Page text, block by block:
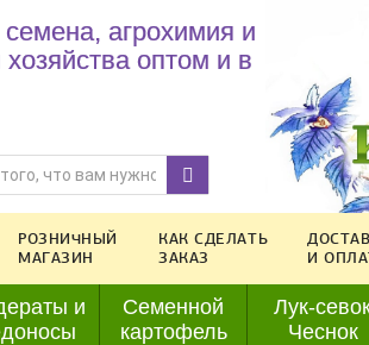
агрохимия и
оптом и в
РОЗНИЧНЫЙ
МАГАЗИН
КАК СДЕЛАТЬ
ЗАКАЗ
И
и
Семенной
картофель
Лук-
Чеснок